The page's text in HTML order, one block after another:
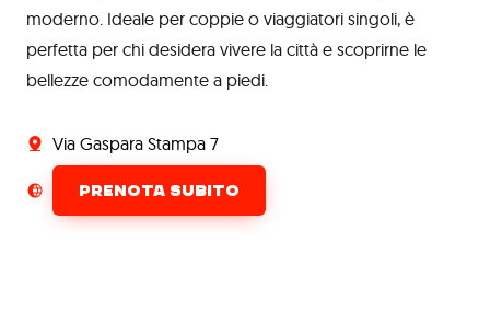
moderno. Ideale per coppie o viaggiatori singoli, è
perfetta per chi desidera vivere la città e scoprirne le
bellezze comodamente a piedi.
Via Gaspara Stampa 7
PRENOTA SUBITO